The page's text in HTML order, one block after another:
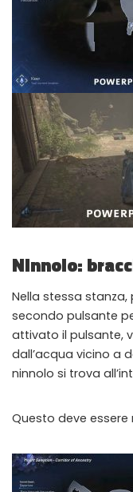
Ninnolo:
Nella stessa
secondo pulsante
attivato il pulsante,
dall’acqua vicino a
ninnolo si trova
Questo deve